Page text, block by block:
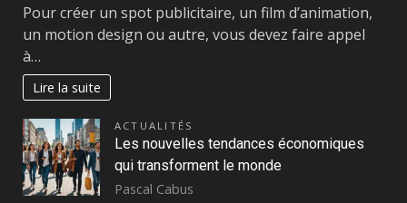
Pour créer un spot publicitaire, un film d’animation,
un motion design ou autre, vous devez faire appel
à…
Lire la suite
ACTUALITÉS
Les nouvelles tendances économiques
qui transforment le monde
Pascal Cabus